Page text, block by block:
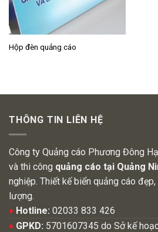
Hộp đèn quảng cáo
THÔNG TIN LIÊN HỆ
Công ty Quảng cáo Phương Đông
và thi công quảng cáo tại Quảng
nghiệp. Thiết kế biển quảng cáo
lượng.
♦ Hotline: 02033 833 426
♦ GPKD: 5701607345 do Sở kế